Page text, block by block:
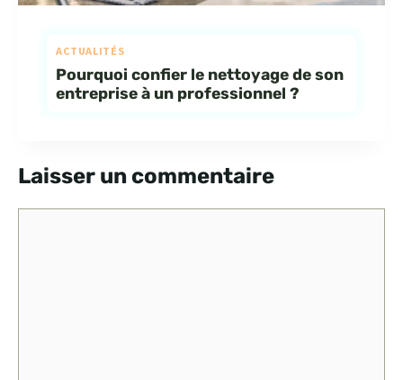
ACTUALITÉS
Pourquoi confier le nettoyage de son
entreprise à un professionnel ?
Laisser un commentaire